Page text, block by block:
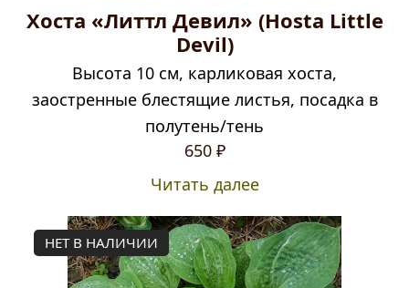
Хоста «Литтл Девил» (Hosta Little
Devil)
Высота 10 см, карликовая хоста,
заостренные блестящие листья, посадка в
полутень/тень
650 ₽
Читать далее
НЕТ В НАЛИЧИИ